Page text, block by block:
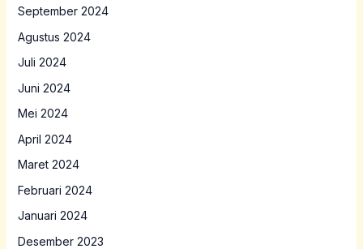
September 2024
Agustus 2024
Juli 2024
Juni 2024
Mei 2024
April 2024
Maret 2024
Februari 2024
Januari 2024
Desember 2023